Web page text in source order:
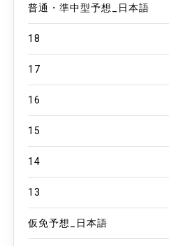
普通・準中型予想_日本語
18
17
16
15
14
13
仮免予想_日本語